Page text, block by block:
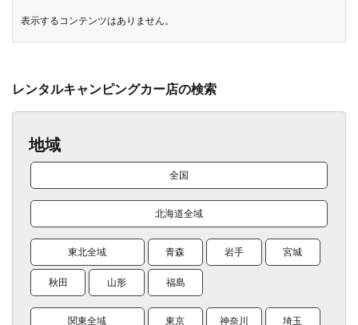
表示するコンテンツはありません。
レンタルキャンピングカー店の検索
地域
全国
北海道全域
東北全域 青森 岩手 宮城
秋田 山形 福島
関東全域 東京 神奈川 埼玉